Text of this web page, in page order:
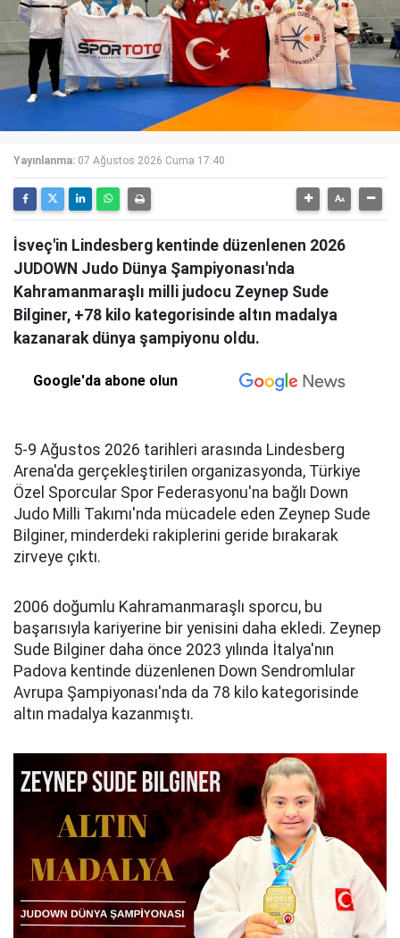
Yayınlanma: 07 Ağustos 2026 Cuma 17:40
İsveç'in Lindesberg kentinde düzenlenen 2026
JUDOWN Judo Dünya Şampiyonası'nda
Kahramanmaraşlı milli judocu Zeynep Sude
Bilginer, +78 kilo kategorisinde altın madalya
kazanarak dünya şampiyonu oldu.
Google'da abone olun
5-9 Ağustos 2026 tarihleri arasında Lindesberg
Arena'da gerçekleştirilen organizasyonda, Türkiye
Özel Sporcular Spor Federasyonu'na bağlı Down
Judo Milli Takımı'nda mücadele eden Zeynep Sude
Bilginer, minderdeki rakiplerini geride bırakarak
zirveye çıktı.
2006 doğumlu Kahramanmaraşlı sporcu, bu
başarısıyla kariyerine bir yenisini daha ekledi. Zeynep
Sude Bilginer daha önce 2023 yılında İtalya'nın
Padova kentinde düzenlenen Down Sendromlular
Avrupa Şampiyonası'nda da 78 kilo kategorisinde
altın madalya kazanmıştı.